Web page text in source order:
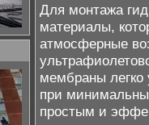
Для монтажа
материалы,
атмосферные
мембраны
при
простым и